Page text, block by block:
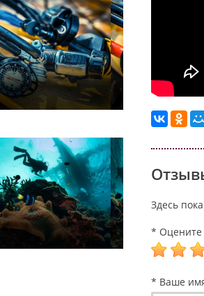
Здесь
* Оцените
* Ваше